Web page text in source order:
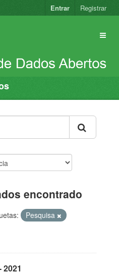
Entrar Registrar
encontrado
Pesquisa